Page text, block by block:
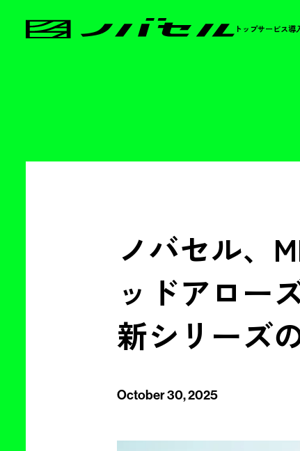
トップサービス導
ノバセル、
ッドアロー
新シリーズ
October 30, 2025